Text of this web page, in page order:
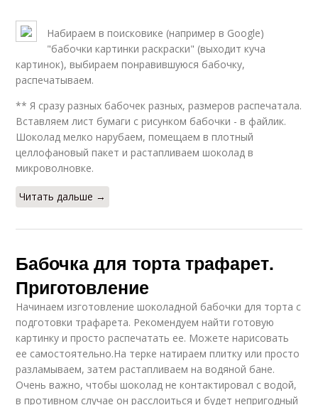
Набираем в поисковике (например в Google)
"бабочки картинки раскраски" (выходит куча
картинок), выбираем понравившуюся бабочку,
распечатываем.
** Я сразу разных бабочек разных, размеров распечатала.
Вставляем лист бумаги с рисунком бабочки - в файлик.
Шоколад мелко нарубаем, помещаем в плотный
целлофановый пакет и растапливаем шоколад в
микроволновке.
Читать дальше →
Бабочка для торта трафарет.
Приготовление
Начинаем изготовление шоколадной бабочки для торта с
подготовки трафарета. Рекомендуем найти готовую
картинку и просто распечатать ее. Можете нарисовать
ее самостоятельно.На терке натираем плитку или просто
разламываем, затем растапливаем на водяной бане.
Очень важно, чтобы шоколад не контактировал с водой,
в противном случае он расслоиться и будет непригодный